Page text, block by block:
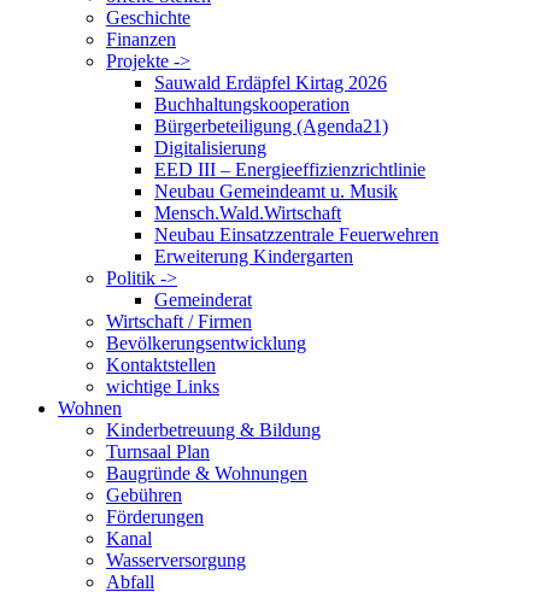
Geschichte
Finanzen
Projekte ->
Sauwald Erdäpfel Kirtag 2026
Buchhaltungskooperation
Bürgerbeteiligung (Agenda21)
Digitalisierung
EED III – Energieeffizienzrichtlinie
Neubau Gemeindeamt u. Musik
Mensch.Wald.Wirtschaft
Neubau Einsatzzentrale Feuerwehren
Erweiterung Kindergarten
Politik ->
Gemeinderat
Wirtschaft / Firmen
Bevölkerungsentwicklung
Kontaktstellen
wichtige Links
Wohnen
Kinderbetreuung & Bildung
Turnsaal Plan
Baugründe & Wohnungen
Gebühren
Förderungen
Kanal
Wasserversorgung
Abfall